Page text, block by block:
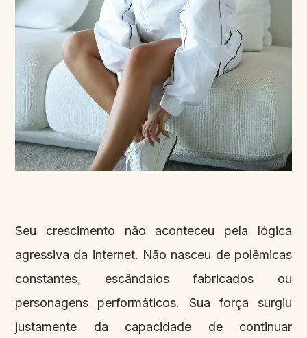
Seu crescimento não aconteceu pela lógica
agressiva da internet. Não nasceu de polêmicas
constantes, escândalos fabricados ou
personagens performáticos. Sua força surgiu
justamente da capacidade de continuar